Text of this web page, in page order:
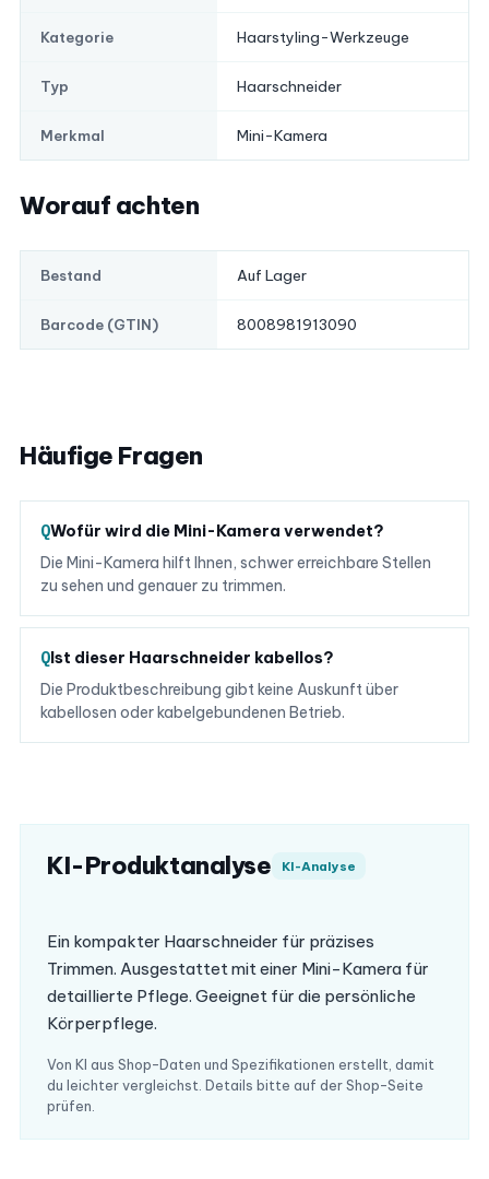
Kategorie Haarstyling-Werkzeuge
Typ Haarschneider
Merkmal Mini-Kamera
Worauf achten
Bestand Auf Lager
Barcode (GTIN) 8008981913090
Häufige Fragen
Wofür wird die Mini-Kamera verwendet?
Die Mini-Kamera hilft Ihnen, schwer erreichbare Stellen
zu sehen und genauer zu trimmen.
Ist dieser Haarschneider kabellos?
Die Produktbeschreibung gibt keine Auskunft über
kabellosen oder kabelgebundenen Betrieb.
KI-Produktanalyse KI-Analyse
Ein kompakter Haarschneider für präzises
Trimmen. Ausgestattet mit einer Mini-Kamera für
detaillierte Pflege. Geeignet für die persönliche
Körperpflege.
Von KI aus Shop-Daten und Spezifikationen erstellt, damit
du leichter vergleichst. Details bitte auf der Shop-Seite
prüfen.